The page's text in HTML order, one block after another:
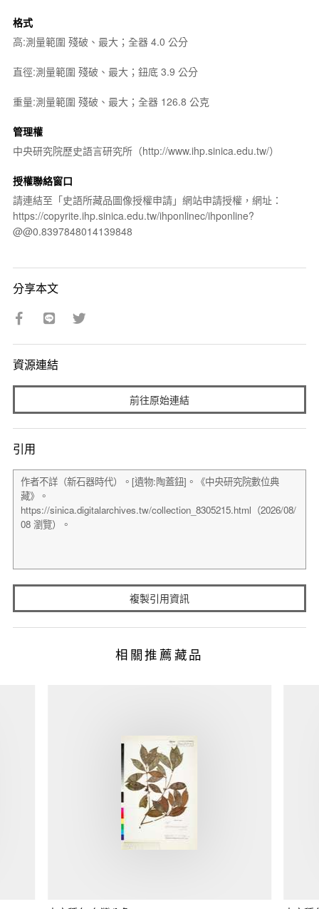
格式
高:測量範圍 殘破、最大；全器 4.0 公分
直徑:測量範圍 殘破、最大；鈕底 3.9 公分
重量:測量範圍 殘破、最大；全器 126.8 公克
管理權
中央研究院歷史語言研究所（http://www.ihp.sinica.edu.tw/）
授權聯絡窗口
請連結至「史語所藏品圖像授權申請」網站申請授權，網址：
https://copyrite.ihp.sinica.edu.tw/ihponlinec/ihponline?
@@0.8397848014139848
分享本文
資源連結
前往原始連結
引用
複製引用資訊
相關推薦藏品